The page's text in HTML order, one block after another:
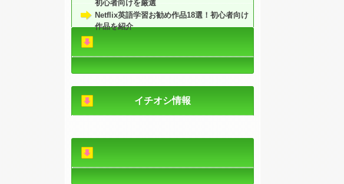
初心者向けを厳選
Netflix英語学習お勧め作品18選！初心者向け
作品を紹介
イチオシ情報